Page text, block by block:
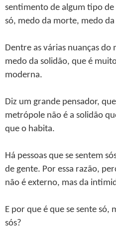
sentimento de algum tipo
só, medo da morte, medo
Dentre as várias nuanças do
medo da solidão, que é
moderna.
Diz um grande pensador,
metrópole não é a solidão
que o habita.
Há pessoas que se sentem
de gente. Por essa razão,
não é externo, mas da
E por que é que se sente só,
sós?